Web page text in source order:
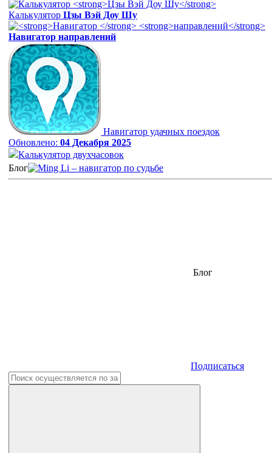
Калькулятор Цзы Вэй Доу Шу
Навигатор направлений
Навигатор удачных поездок
Обновлено: 04 Декабря 2025
Калькулятор двухчасовок
Блог
Блог
Подписаться